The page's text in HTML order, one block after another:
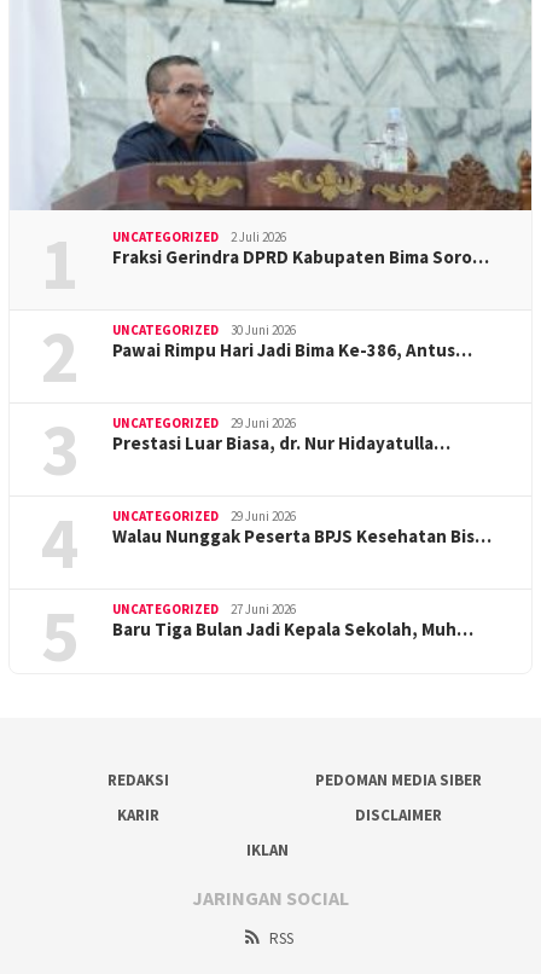
1 UNCATEGORIZED 2 Juli 2026
Fraksi Gerindra DPRD Kabupaten Bima Soro…
2 UNCATEGORIZED 30 Juni 2026
Pawai Rimpu Hari Jadi Bima Ke-386, Antus…
3 UNCATEGORIZED 29 Juni 2026
Prestasi Luar Biasa, dr. Nur Hidayatulla…
4 UNCATEGORIZED 29 Juni 2026
Walau Nunggak Peserta BPJS Kesehatan Bis…
5 UNCATEGORIZED 27 Juni 2026
Baru Tiga Bulan Jadi Kepala Sekolah, Muh…
REDAKSI
PEDOMAN MEDIA SIBER
KARIR
DISCLAIMER
IKLAN
JARINGAN SOCIAL
RSS